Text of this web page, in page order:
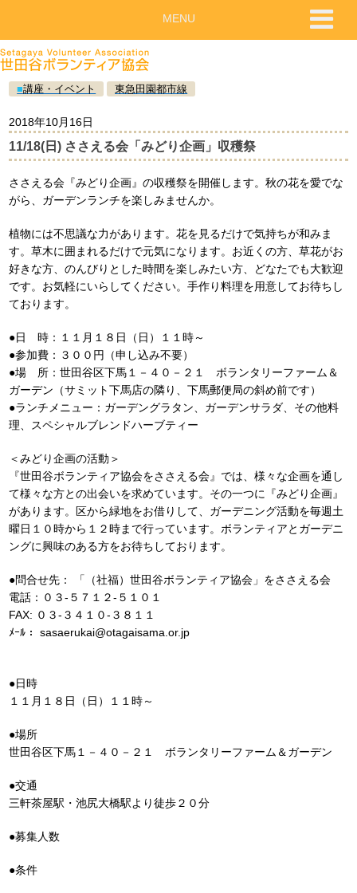
■講座・イベント 東急田園都市線
2018年10月16日
11/18(日) ささえる会「みどり企画」収穫祭
ささえる会『みどり企画』の収穫祭を開催します。秋の花を愛でな
がら、ガーデンランチを楽しみませんか。
植物には不思議な力があります。花を見るだけで気持ちが和みま
す。草木に囲まれるだけで元気になります。お近くの方、草花がお
好きな方、のんびりとした時間を楽しみたい方、どなたでも大歓迎
です。お気軽にいらしてください。手作り料理を用意してお待ちし
ております。
●日 時：１１月１８日（日）１１時～
●参加費：３００円（申し込み不要）
●場 所：世田谷区下馬１－４０－２１ ボランタリーファーム＆
ガーデン（サミット下馬店の隣り、下馬郵便局の斜め前です）
●ランチメニュー：ガーデングラタン、ガーデンサラダ、その他料
理、スペシャルブレンドハーブティー
＜みどり企画の活動＞
『世田谷ボランティア協会をささえる会』では、様々な企画を通し
て様々な方との出会いを求めています。その一つに『みどり企画』
があります。区から緑地をお借りして、ガーデニング活動を毎週土
曜日１０時から１２時まで行っています。ボランティアとガーデニ
ングに興味のある方をお待ちしております。
●問合せ先： 「（社福）世田谷ボランティア協会」をささえる会
電話：０３-５７１２-５１０１
FAX: ０３-３４１０-３８１１
ﾒｰﾙ： sasaerukai@otagaisama.or.jp
●日時
１１月１８日（日）１１時～
●場所
世田谷区下馬１－４０－２１ ボランタリーファーム＆ガーデン
●交通
三軒茶屋駅・池尻大橋駅より徒歩２０分
●募集人数
●条件
MENU